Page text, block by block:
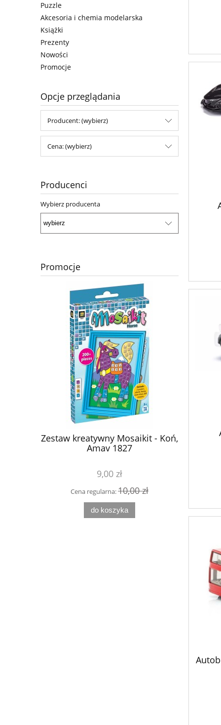
Puzzle
Akcesoria i chemia modelarska
Książki
Prezenty
Nowości
Promocje
Opcje przeglądania
Producent: (wybierz)
Cena: (wybierz)
Producenci
Wybierz producenta
Promocje
Zestaw kreatywny Mosaikit - Koń,
Amav 1827
9,00 zł
Cena regularna:10,00 zł
do koszyka